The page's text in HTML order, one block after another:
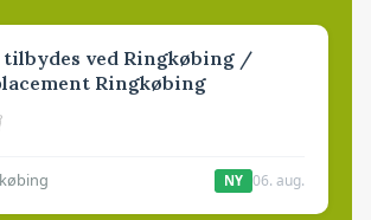
tilbydes ved Ringkøbing /
Ringkøbing
NY 06. aug.